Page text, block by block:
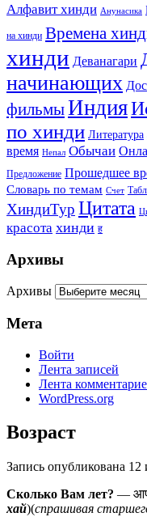
Алфавит хинди Анунасика
на хинди Времена
хинди Деванагари
начинающих
фильмыИндия
по хинди Литература
время Непал Обычаи
Предложение Прошедшее
Словарь по темам Счет
ХиндиТур Цитата
красота хинди ह
Архивы
Архивы
Мета
Войти
Лента записей
Лента
WordPress.org
Возраст
Запись опубликована 12
Сколько Вам лет? —
хай)(спрашивая